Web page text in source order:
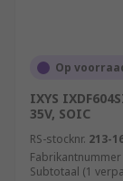
Op
IXYS
35V, SOIC
RS-stocknr. 213-
Fabrikantnummer
Subtotaal (1